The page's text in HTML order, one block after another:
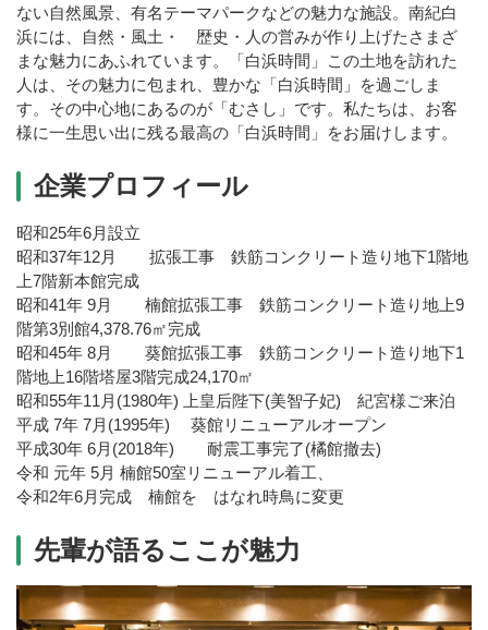
ない自然風景、有名テーマパークなどの魅力な施設。南紀白
浜には、自然・風土・ 歴史・人の営みが作り上げたさまざ
まな魅力にあふれています。「白浜時間」この土地を訪れた
人は、その魅力に包まれ、豊かな「白浜時間」を過ごしま
す。その中心地にあるのが「むさし」です。私たちは、お客
様に一生思い出に残る最高の「白浜時間」をお届けします。
企業プロフィール
昭和25年6月設立
昭和37年12月 拡張工事 鉄筋コンクリート造り地下1階地
上7階新本館完成
昭和41年 9月 楠館拡張工事 鉄筋コンクリート造り地上9
階第3別館4,378.76㎡完成
昭和45年 8月 葵館拡張工事 鉄筋コンクリート造り地下1
階地上16階塔屋3階完成24,170㎡
昭和55年11月(1980年) 上皇后陛下(美智子妃) 紀宮様ご来泊
平成 7年 7月(1995年) 葵館リニューアルオープン
平成30年 6月(2018年) 耐震工事完了(橘館撤去)
令和 元年 5月 楠館50室リニューアル着工、
令和2年6月完成 楠館を はなれ時鳥に変更
先輩が語るここが魅力